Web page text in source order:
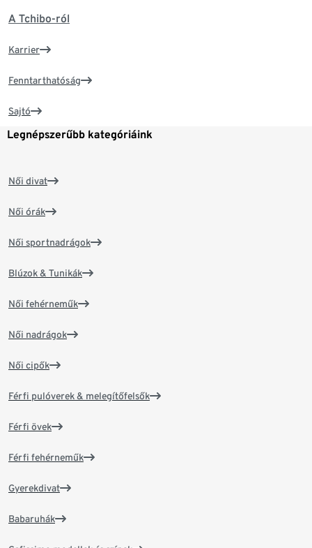
A Tchibo-ról
Karrier
Fenntarthatóság
Sajtó
Legnépszerűbb kategóriáink
Női divat
Női órák
Női sportnadrágok
Blúzok & Tunikák
Női fehérneműk
Női nadrágok
Női cipők
Férfi pulóverek & melegítőfelsők
Férfi övek
Férfi fehérneműk
Gyerekdivat
Babaruhák